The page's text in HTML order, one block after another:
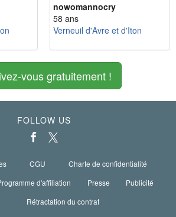
nowomannocry
58 ans
Verneuil d'Avre et d'Iton
vous gratuitement !
FOLLOW US
CGU
Charte de confidentialité
d'affiliation Presse
Publicité
Rétractation du contrat